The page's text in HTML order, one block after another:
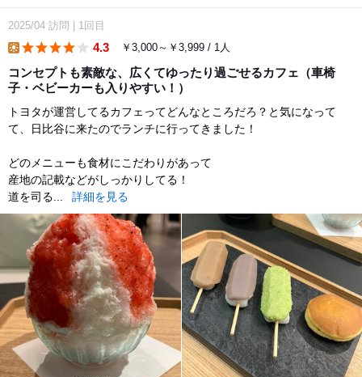
2025/04 訪問 1回目
4.3 ￥3,000～￥3,999 / 1人
コンセプトも素敵な、広くてゆったり過ごせるカフェ（車椅
子・ベビーカーも入りやすい！）
トヨタが運営してるカフェってどんなところだろ？と気になって
て、日比谷に来たのでランチに行ってきました！
どのメニューも食材にこだわりがあって
産地の記載などがしっかりしてる！
道を司る...
詳細を見る